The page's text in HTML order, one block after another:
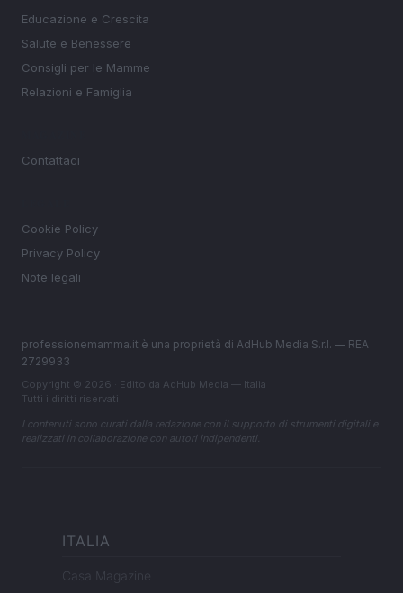
Educazione e Crescita
Salute e Benessere
Consigli per le Mamme
Relazioni e Famiglia
Contattaci
Cookie Policy
Privacy Policy
Note legali
professionemamma.it è una proprietà di AdHub Media S.r.l. — REA
2729933
Copyright © 2026 · Edito da AdHub Media — Italia
Tutti i diritti riservati
I contenuti sono curati dalla redazione con il supporto di strumenti digitali e
realizzati in collaborazione con autori indipendenti.
ITALIA
Casa Magazine